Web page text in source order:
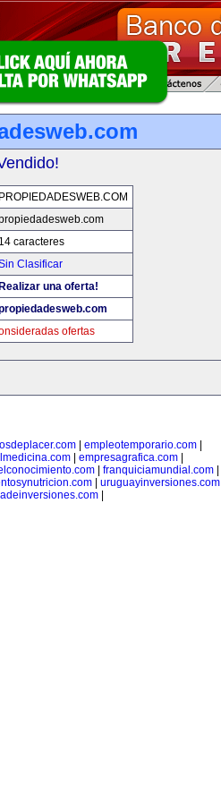
PROPIEDADESWEB.COM
14 caracteres
Clasificar
Realizar una oferta!
ofertas
| empleotemporario.com|
empresagrafica.com
franquiciamundial.com
uruguayinversiones.com
|